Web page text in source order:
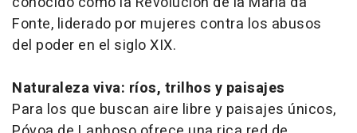
Fonte, liderado por mujeres contra los abusos
del poder en el siglo XIX.
Naturaleza viva: ríos, trilhos y paisajes
Para los que buscan aire libre y paisajes únicos,